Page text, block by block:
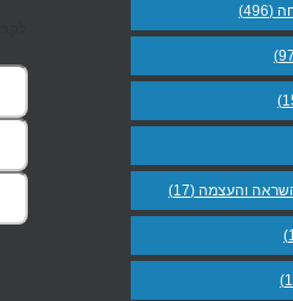
והעצמה (17)